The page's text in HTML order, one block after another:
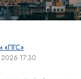
«ПГС»
17:30